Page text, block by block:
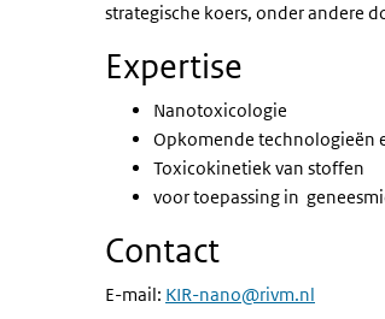
strategische koers, onder andere
Expertise
Nanotoxicologie
Opkomende technologieën
Toxicokinetiek van stoffen
voor toepassing in
Contact
E-mail: KIR-nano@rivm.nl